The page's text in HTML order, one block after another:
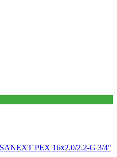
PEX 16х2.0/2.2-G 3/4"